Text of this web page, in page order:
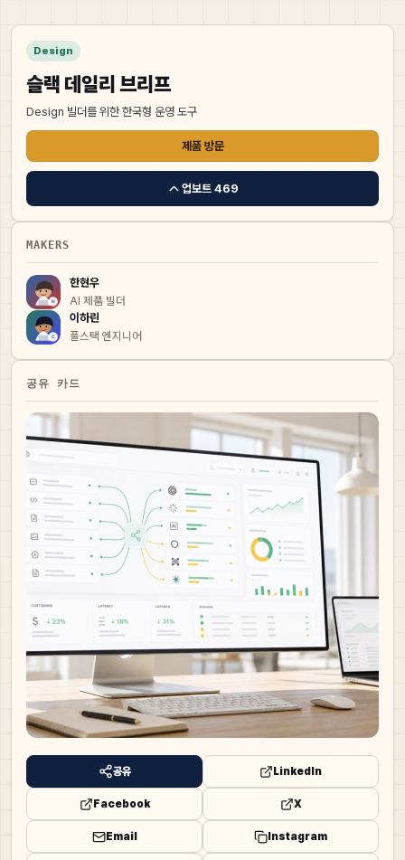
Design
슬랙 데일리 브리프
Design 빌더를 위한 한국형 운영 도구
제품 방문
업보트 469
MAKERS
한현우
AI 제품 빌더
이하린
풀스택 엔지니어
공유 카드
공유 LinkedIn
Facebook X
Email Instagram